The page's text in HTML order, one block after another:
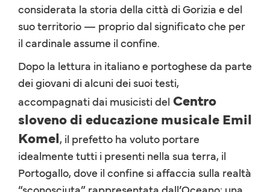
considerata la storia della città di Gorizia e del
suo territorio — proprio dal significato che per
il cardinale assume il confine.
Dopo la lettura in italiano e portoghese da parte
dei giovani di alcuni dei suoi testi,
accompagnati dai musicisti del Centro
sloveno di educazione musicale Emil
Komel, il prefetto ha voluto portare
idealmente tutti i presenti nella sua terra, il
Portogallo, dove il confine si affaccia sulla realtà